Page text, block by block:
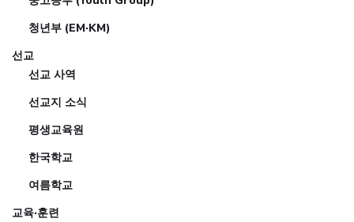
청년부 (EM·KM)
선교
선교 사역
선교지 소식
평생교육원
한국학교
여름학교
교육·훈련